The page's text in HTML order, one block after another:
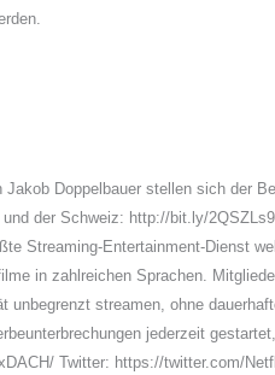
Doppelbauer stellen sich der
der Schweiz: http://bit.ly/
Streaming-Entertainment-Dienst
in zahlreichen Sprachen.
streamen, ohne
jederzeit
Twitter: https://twitter.com/